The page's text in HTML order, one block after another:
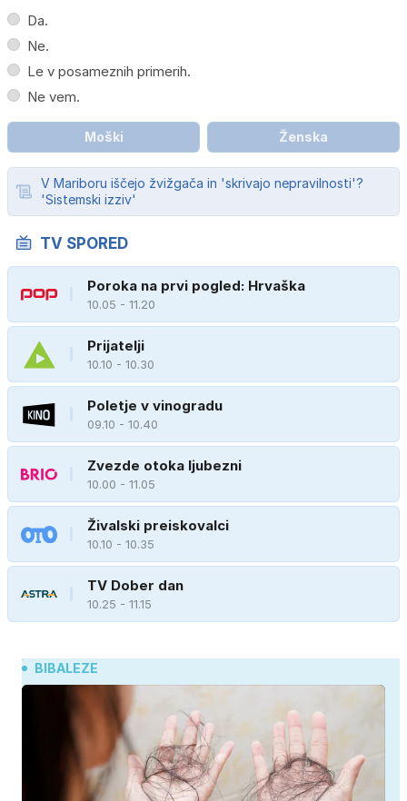
Da.
Ne.
Le v posameznih primerih.
Ne vem.
Moški Ženska
V Mariboru iščejo žvižgača in 'skrivajo nepravilnosti'?
'Sistemski izziv'
TV SPORED
Poroka na prvi pogled: Hrvaška
10.05 - 11.20
Prijatelji
10.10 - 10.30
Poletje v vinogradu
09.10 - 10.40
Zvezde otoka ljubezni
10.00 - 11.05
Živalski preiskovalci
10.10 - 10.35
TV Dober dan
10.25 - 11.15
BIBALEZE